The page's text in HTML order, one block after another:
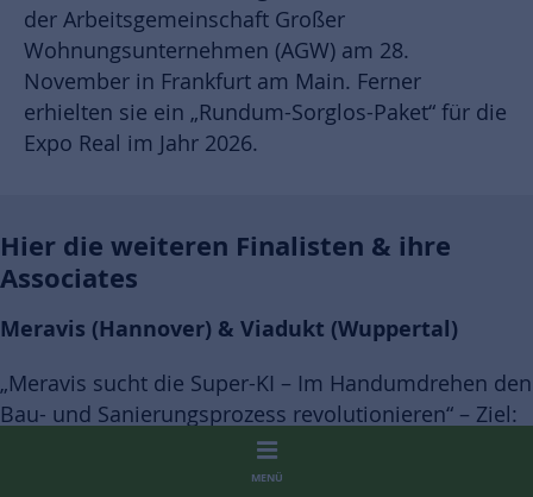
MENÜ
der Arbeitsgemeinschaft Großer
Wohnungsunternehmen (AGW) am 28.
November in Frankfurt am Main. Ferner
erhielten sie ein „Rundum-Sorglos-Paket“ für die
Expo Real im Jahr 2026.
Hier die weiteren Finalisten & ihre
Associates
Meravis (Hannover) & Viadukt (Wuppertal)
„Meravis sucht die Super-KI – Im Handumdrehen den
Bau- und Sanierungsprozess revolutionieren“ – Ziel:
Entwicklung eines KI-basierten digitalen Assistenten,
der Investitions- und Sanierungsplanungen durch